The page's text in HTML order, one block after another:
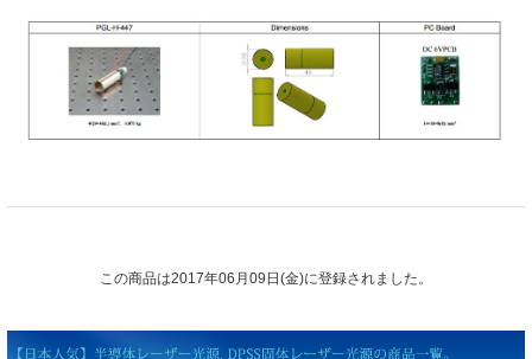
この商品は2017年06月09日(金)に登録されました。